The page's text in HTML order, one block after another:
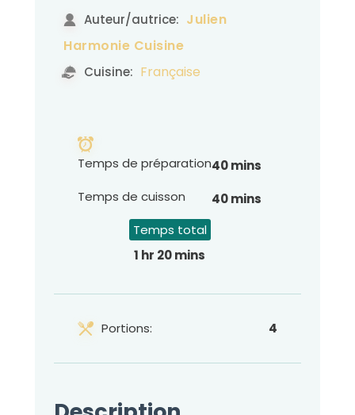
Auteur/autrice: Julien
Harmonie Cuisine
Cuisine: Française
Temps de préparation40 mins
Temps de cuisson
40 mins
Temps total
1 hr 20 mins
Portions: 4